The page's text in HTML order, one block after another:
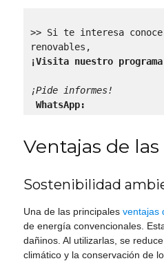
>> Si te interesa
¡Visita nuestro
¡Pide informes!
WhatsApp:
Ventajas de
Sostenibilidad
Una de las principales ventajas
de energía convencionales.
dañinos. Al utilizarlas, se
climático y la conservación de